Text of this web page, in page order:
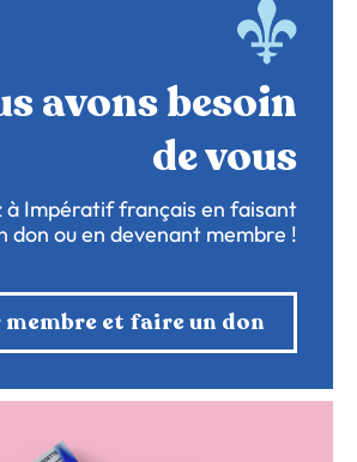
avons besoin
de vous
à Impératif français en faisant
don ou en devenant membre !
membre et faire un don